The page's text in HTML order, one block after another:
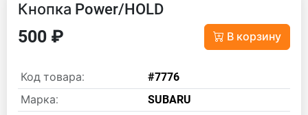
Кнопка Power/HOLD
500 ₽ В корзину
Код товара:
#7776
Марка:
SUBARU